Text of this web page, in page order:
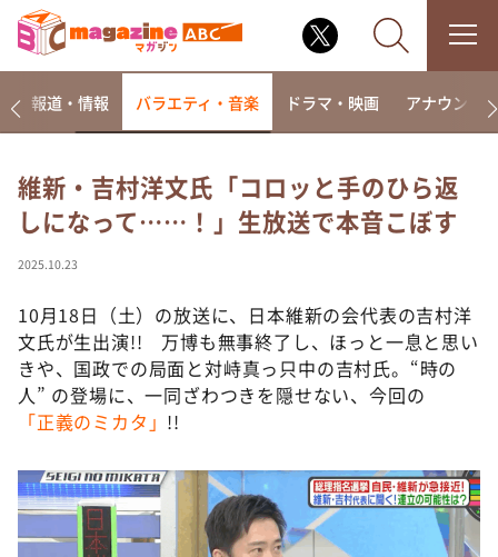
なるみ・岡村の過ぎるTV
相席食堂
～人生密着トークバラエティ！～ やすとものいたっ
て真剣です
探偵！ナイトスクープ
news おかえり
（news おかえり）
DAIGOも台所 ～きょうの献立 何にする？～
本日はダイアンなり！シーズン２
報道・情報 バラエティ・音楽 ドラマ・映画 アナウンサー
維新・吉村洋文氏「コロッと手のひら返
しになって……！」生放送で本音こぼす
2025.10.23
10月18日（土）の放送に、日本維新の会代表の吉村洋
文氏が生出演!! 万博も無事終了し、ほっと一息と思い
きや、国政での局面と対峙真っ只中の吉村氏。“時の
人” の登場に、一同ざわつきを隠せない、今回の
「正義のミカタ」 !!